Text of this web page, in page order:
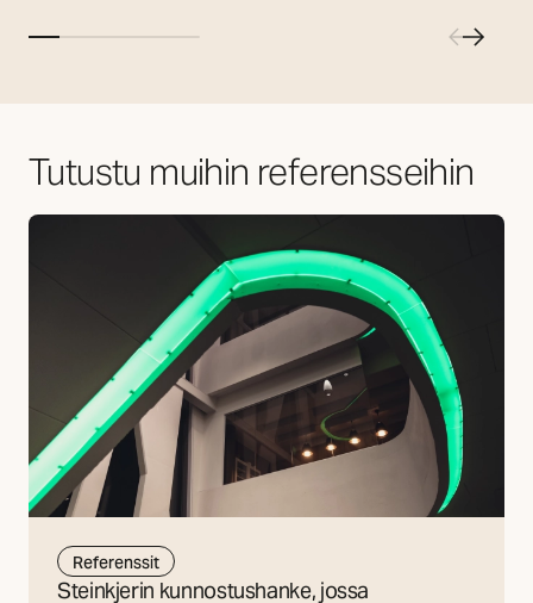
Tutustu muihin referensseihin
Referenssit
Steinkjerin kunnostushanke, jossa